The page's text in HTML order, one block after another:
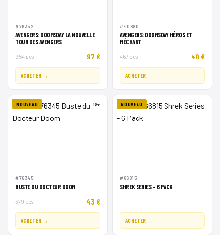
#76352
AVENGERS: DOOMSDAY LA NOUVELLE
TOUR DES AVENGERS
954 pcs 97 €
ACHETER →
#40880
AVENGERS: DOOMSDAY HÉROS ET
MÉCHANT
467 pcs 40 €
ACHETER →
NOUVEAU 18+
#76345
BUSTE DU DOCTEUR DOOM
379 pcs 43 €
ACHETER →
NOUVEAU
#66815
SHREK SERIES - 6 PACK
ACHETER →